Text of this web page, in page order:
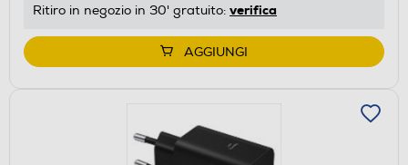
Ritiro in negozio in 30' gratuito: verifica
AGGIUNGI